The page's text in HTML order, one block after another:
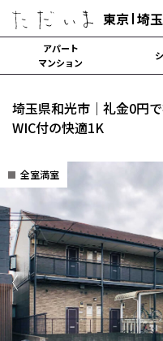
東京 埼玉
中文可
オーナー様向け・管理募集
解約・修理・各種依頼
アパート
マンション
埼玉県和光市｜礼金0円
WIC付の快適1K
全室満室
Previous